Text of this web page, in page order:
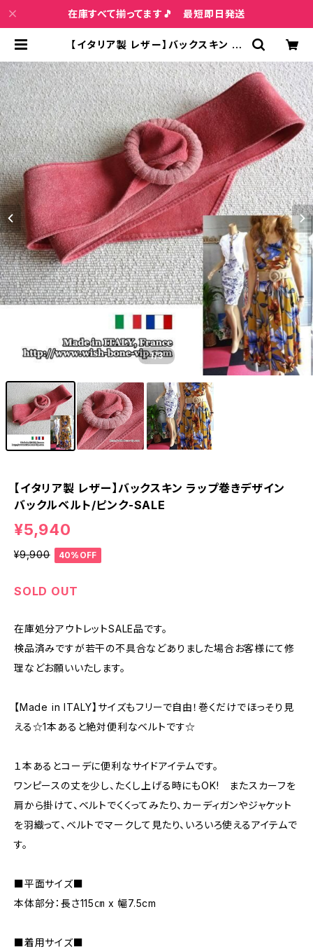
在庫すべて揃ってます🎵 最短即日発送
【イタリア製 レザー】バックスキン ラ
ンク-SALE | インポートファッション
＆ジュエリー Wish Bone VIP
1/3
【イタリア製 レザー】バックスキン ラップ巻きデザイン
バックルベルト/ピンク-SALE
¥5,940
¥9,900 40%OFF
SOLD OUT
在庫処分アウトレットSALE品です。
検品済みですが若干の不具合などありました場合お客様にて修
理などお願いいたします。
【Made in ITALY】サイズもフリーで自由！巻くだけでほっそり見
える☆1本あると絶対便利なベルトです☆
１本あるとコーデに便利なサイドアイテムです。
ワンピースの丈を少し、たくし上げる時にもOK! またスカーフを
肩から掛けて、ベルトでくくってみたり、カーディガンやジャケット
を羽織って、ベルトでマークして見たり、いろいろ使えるアイテムで
す。
■平面サイズ■
本体部分：長さ115㎝ x 幅7.5cm
■着用サイズ■